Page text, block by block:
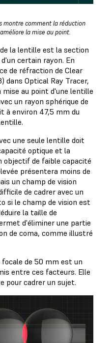
montre comment la réduction
la mise au point.
la lentille est la section
certain rayon. En
de réfraction de Clear
dans Optical Ray Tracer,
mise au point d'une lentille
un rayon sphérique de
à environ 47,5 mm du
une seule lentille doit
optique et la
objectif de faible capacité
présentera moins de
un champ de vision
de cadrer avec un
si le champ de vision est
la taille de
d'éliminer une partie
de coma, comme illustré
focale de 50 mm est un
entre ces facteurs. Elle
pour cadrer un sujet.